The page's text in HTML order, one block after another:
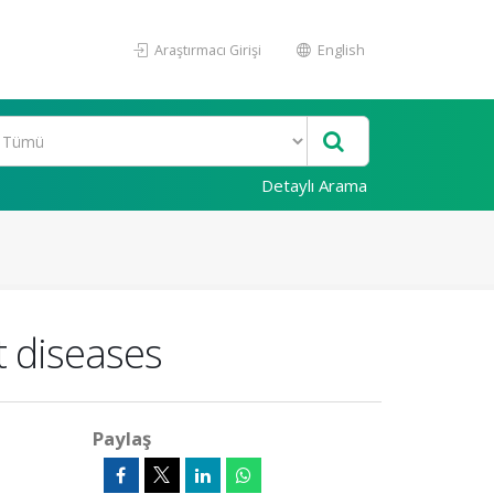
Araştırmacı Girişi English
Detaylı Arama
Paylaş